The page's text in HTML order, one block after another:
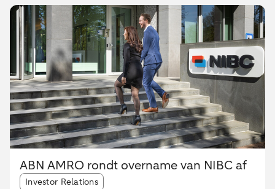
ABN AMRO rondt overname van NIBC af
Article tags:
Investor Relations